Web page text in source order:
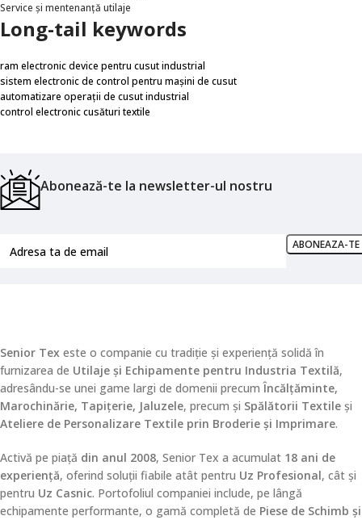
Service și mentenanță utilaje
Long-tail keywords
ram electronic device pentru cusut industrial
sistem electronic de control pentru mașini de cusut
automatizare operații de cusut industrial
control electronic cusături textile
Abonează-te la newsletter-ul nostru
Senior Tex este o companie cu tradiție și experiență solidă în
furnizarea de Utilaje și Echipamente pentru Industria Textilă,
adresându-se unei game largi de domenii precum Încălțăminte,
Marochinărie, Tapițerie, Jaluzele, precum și Spălătorii Textile și
Ateliere de Personalizare Textile prin Broderie și Imprimare.
Activă pe piață din anul 2008, Senior Tex a acumulat 18 ani de
experiență, oferind soluții fiabile atât pentru Uz Profesional, cât și
pentru Uz Casnic. Portofoliul companiei include, pe lângă
echipamente performante, o gamă completă de Piese de Schimb și